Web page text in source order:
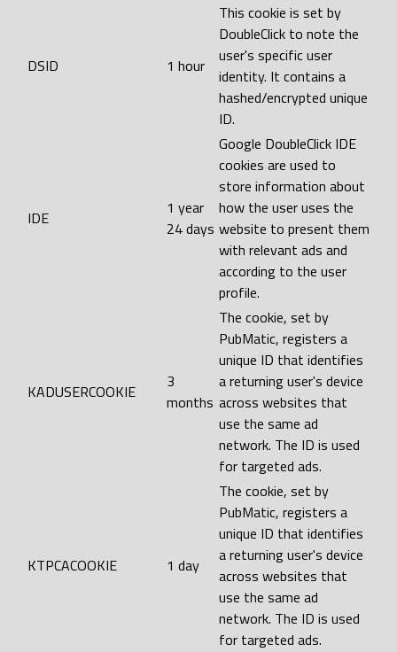
DSID 1 hour
This cookie is set by
DoubleClick to note the
user's specific user
identity. It contains a
hashed/encrypted unique
ID.
IDE
1 year
24 days
Google DoubleClick IDE
cookies are used to
store information about
how the user uses the
website to present them
with relevant ads and
according to the user
profile.
KADUSERCOOKIE
3
months
The cookie, set by
PubMatic, registers a
unique ID that identifies
a returning user's device
across websites that
use the same ad
network. The ID is used
for targeted ads.
KTPCACOOKIE 1 day
The cookie, set by
PubMatic, registers a
unique ID that identifies
a returning user's device
across websites that
use the same ad
network. The ID is used
for targeted ads.